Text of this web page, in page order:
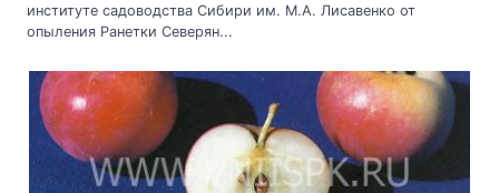
институте садоводства Сибири им. М.А. Лисавенко от
опыления Ранетки Северян...